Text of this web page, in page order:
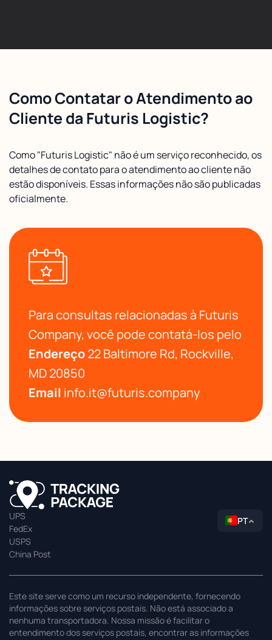
Como Contatar o Atendimento ao
Cliente da Futuris Logistic?
Como "Futuris Logistic" não é um serviço reconhecido, os
detalhes de contato para o atendimento ao cliente não
estão disponíveis. Essas informações não são publicadas
oficialmente.
Para consultas relacionadas à Futuris
Company, você pode contatá-los pelo
Endereço22 Baltimore Rd, Rockville,
MD 20850
Email info.it@futuris.company
UPS
FedEx
USPS
China Post
PT
Este site serve como um recurso independente, fornecendo
informações sobre serviços postais. Não está associado a
nenhuma transportadora. Nossa missão é facilitar o
entendimento dos serviços postais, encontrar as informações